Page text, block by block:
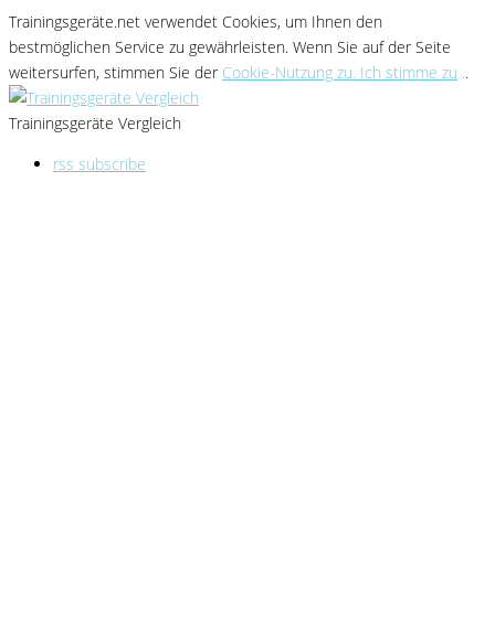
Trainingsgeräte.net verwendet Cookies, um Ihnen den
bestmöglichen Service zu gewährleisten. Wenn Sie auf der Seite
weitersurfen, stimmen Sie der Cookie-Nutzung zu. Ich stimme zu ..
Trainingsgeräte Vergleich
rss subscribe